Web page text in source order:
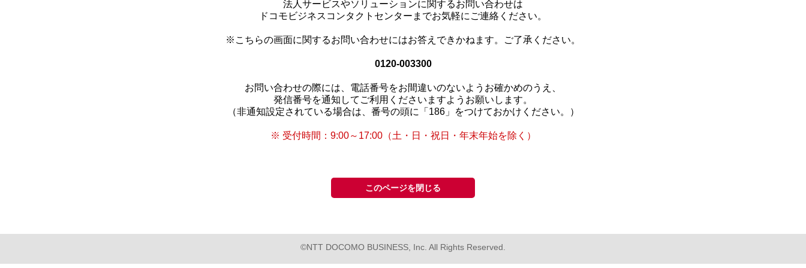
法人サービスやソリューションに関するお問い合わせは
ドコモビジネスコンタクトセンターまでお気軽にご連絡ください。
※こちらの画面に関するお問い合わせにはお答えできかねます。ご了承ください。
0120-003300
お問い合わせの際には、電話番号をお間違いのないようお確かめのうえ、
発信番号を通知してご利用くださいますようお願いします。
（非通知設定されている場合は、番号の頭に「186」をつけておかけください。）
※ 受付時間：9:00～17:00（土・日・祝日・年末年始を除く）
このページを閉じる
©NTT DOCOMO BUSINESS, Inc. All Rights Reserved.